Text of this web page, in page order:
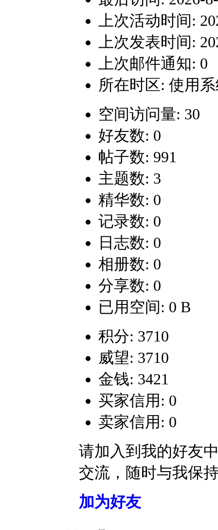
上次活动时间:
上次发表时间:
上次邮件通知: 0
所在时区: 使用
空间访问量: 30
好友数: 0
帖子数: 991
主题数: 3
精华数: 0
记录数: 0
日志数: 0
相册数: 0
分享数: 0
已用空间: 0 B
积分: 3710
威望: 3710
金钱: 3421
买家信用: 0
卖家信用: 0
请加入到我的好友
交流，随时与我保
加为好友